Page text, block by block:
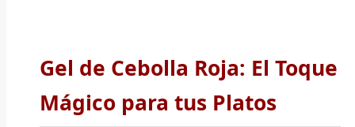
Gel de Cebolla Roja: El Toque
Mágico para tus Platos